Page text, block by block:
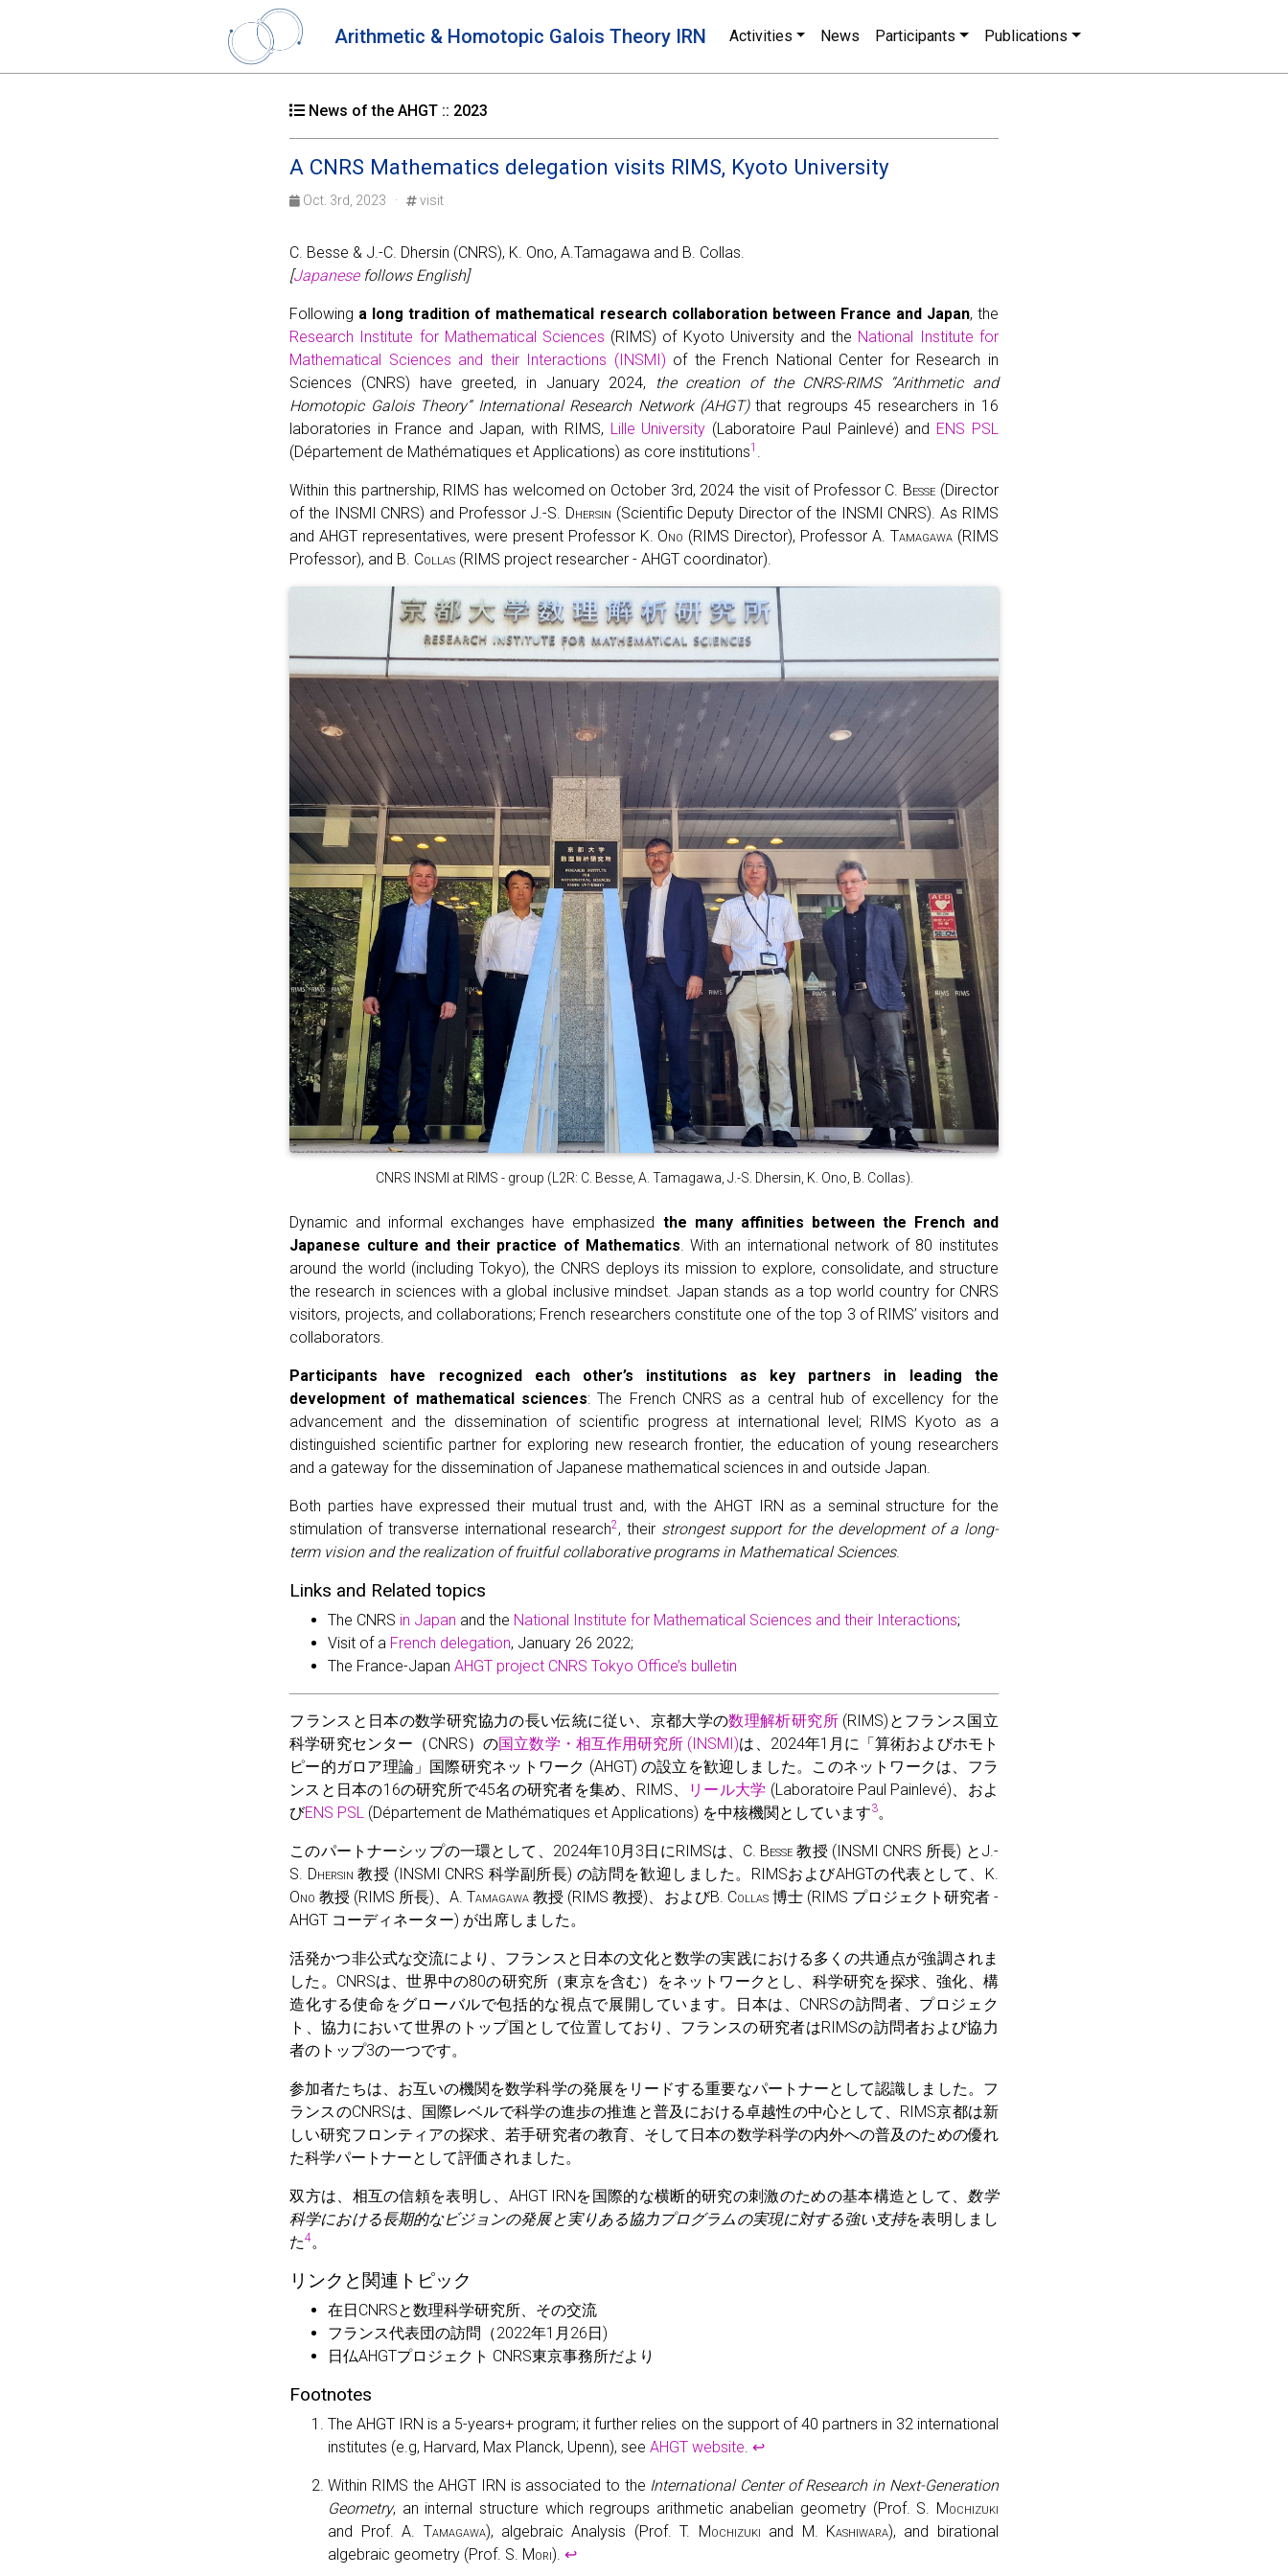
Arithmetic & Homotopic Galois Theory IRN Activities News Participants Publications
News of the AHGT :: 2023
A CNRS Mathematics delegation visits RIMS, Kyoto University
Oct. 3rd, 2023 · visit
C. Besse & J.-C. Dhersin (CNRS), K. Ono, A.Tamagawa and B. Collas.
[Japanesefollows English]
Following a long tradition of mathematical research collaboration between France and Japan, the
Research Institute for Mathematical Sciences (RIMS) of Kyoto University and the National Institute for
Mathematical Sciences and their Interactions (INSMI) of the French National Center for Research in
Sciences (CNRS) have greeted, in January 2024,
the creation of the CNRS-RIMS “Arithmetic and
Homotopic Galois Theory” International Research Network (AHGT)that regroups 45 researchers in 16
laboratories in France and Japan, with RIMS, Lille University (Laboratoire Paul Painlevé) and ENS PSL
(Département de Mathématiques et Applications) as core institutions1 .
Within this partnership, RIMS has welcomed on October 3rd, 2024 the visit of Professor C. Besse (Director
of the INSMI CNRS) and Professor J.-S. Dhersin (Scientific Deputy Director of the INSMI CNRS). As RIMS
and AHGT representatives, were present Professor K. Ono (RIMS Director), Professor A. Tamagawa(RIMS
Professor), and B. Collas (RIMS project researcher - AHGT coordinator).
CNRS INSMI at RIMS - group (L2R: C. Besse, A. Tamagawa, J.-S. Dhersin, K. Ono, B. Collas).
Dynamic and informal exchanges have emphasized the many affinities between the French and
Japanese culture and their practice of Mathematics. With an international network of 80 institutes
around the world (including Tokyo), the CNRS deploys its mission to explore, consolidate, and structure
the research in sciences with a global inclusive mindset. Japan stands as a top world country for CNRS
visitors, projects, and collaborations; French researchers constitute one of the top 3 of RIMS’ visitors and
collaborators.
Participants have recognized each other’s institutions as key partners in leading the
development of mathematical sciences: The French CNRS as a central hub of excellency for the
advancement and the dissemination of scientific progress at international level; RIMS Kyoto as a
distinguished scientific partner for exploring new research frontier, the education of young researchers
and a gateway for the dissemination of Japanese mathematical sciences in and outside Japan.
Both parties have expressed their mutual trust and, with the AHGT IRN as a seminal structure for the
stimulation of transverse international research2, their strongest support for the development of a long-
term vision and the realization of fruitful collaborative programs in Mathematical Sciences.
Links and Related topics
The CNRS in Japan and the National Institute for Mathematical Sciences and their Interactions;
Visit of a French delegation, January 26 2022;
The France-JapanAHGT project CNRS Tokyo Office’s bulletin
フランスと日本の数学研究協力の長い伝統に従い、京都大学の数理解析研究所(RIMS)とフランス国立
科学研究センター（CNRS）の国立数学・相互作用研究所 (INSMI)は、2024年1月に「算術およびホモト
ピー的ガロア理論」国際研究ネットワーク (AHGT) の設立を歓迎しました。このネットワークは、フラ
ンスと日本の16の研究所で45名の研究者を集め、RIMS、
リール大学 (Laboratoire Paul Painlevé)、およ
びENS PSL (Département de Mathématiques et Applications) を中核機関としています3。
このパートナーシップの一環として、2024年10月3日にRIMSは、C. Besse 教授 (INSMI CNRS 所長) とJ.-
S. Dhersin 教授 (INSMI CNRS 科学副所長) の訪問を歓迎しました。RIMSおよびAHGTの代表として、K.
Ono 教授 (RIMS 所長)、A.Tamagawa 教授 (RIMS 教授)、およびB. Collas博士 (RIMS プロジェクト研究者 -
AHGT コーディネーター) が出席しました。
活発かつ非公式な交流により、フランスと日本の文化と数学の実践における多くの共通点が強調されま
した。CNRSは、世界中の80の研究所（東京を含む）をネットワークとし、科学研究を探求、強化、構
造化する使命をグローバルで包括的な視点で展開しています。日本は、CNRSの訪問者、プロジェク
ト、協力において世界のトップ国として位置しており、フランスの研究者はRIMSの訪問者および協力
者のトップ3の一つです。
参加者たちは、お互いの機関を数学科学の発展をリードする重要なパートナーとして認識しました。フ
ランスのCNRSは、国際レベルで科学の進歩の推進と普及における卓越性の中心として、RIMS京都は新
しい研究フロンティアの探求、若手研究者の教育、そして日本の数学科学の内外への普及のための優れ
た科学パートナーとして評価されました。
双方は、相互の信頼を表明し、AHGT IRNを国際的な横断的研究の刺激のための基本構造として、 数学
科学における長期的なビジョンの発展と実りある協力プログラムの実現に対する強い支持を表明しまし
た4。
リンクと関連トピック
在日CNRSと数理科学研究所、その交流
フランス代表団の訪問（2022年1月26日)
日仏AHGTプロジェクト CNRS東京事務所だより
Footnotes
The AHGT IRN is a 5-years+ program; it further relies on the support of 40 partners in 32 international
institutes (e.g, Harvard, Max Planck, Upenn), seeAHGT website.↩
Within RIMS the AHGT IRN is associated to the International Center of Research in Next-Generation
Geometry, an internal structure which regroups arithmetic anabelian geometry (Prof. S. Mochizuki
and Prof. A. Tamagawa), algebraic Analysis (Prof. T. Mochizuki and M. Kashiwara), and birational
algebraic geometry (Prof. S. Mori).↩